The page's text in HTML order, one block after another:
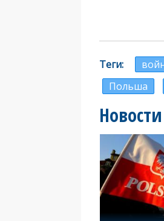
Теги
Польша